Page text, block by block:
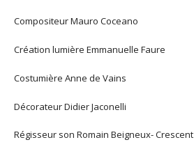
CompositeurMauro Coceano
Création lumière Emmanuelle Faure
Costumière Anne de Vains
DécorateurDidier Jaconelli
Régisseur son Romain Beigneux- Crescent